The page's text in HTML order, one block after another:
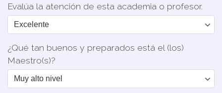
Evalúa la atención de esta academia o profesor.
¿Qué tan buenos y preparados está el (los)
Maestro(s)?